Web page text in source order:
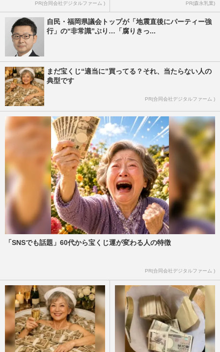
PR(合同会社デジタルファーム ) PR(森永乳業)
自民・福岡県議会トップが「地震直後にパーティー強
行」の“非常識”ぶり…「腐りきっ...
まだ宝くじ“適当に”買ってる？それ、当たらない人の
典型です
PR(合同会社デジタルファーム )
「SNSでも話題」60代から宝くじ運が変わる人の特徴
PR(合同会社デジタルファーム )